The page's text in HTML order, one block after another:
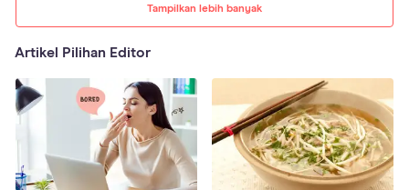
Tampilkan lebih banyak
Artikel Pilihan Editor